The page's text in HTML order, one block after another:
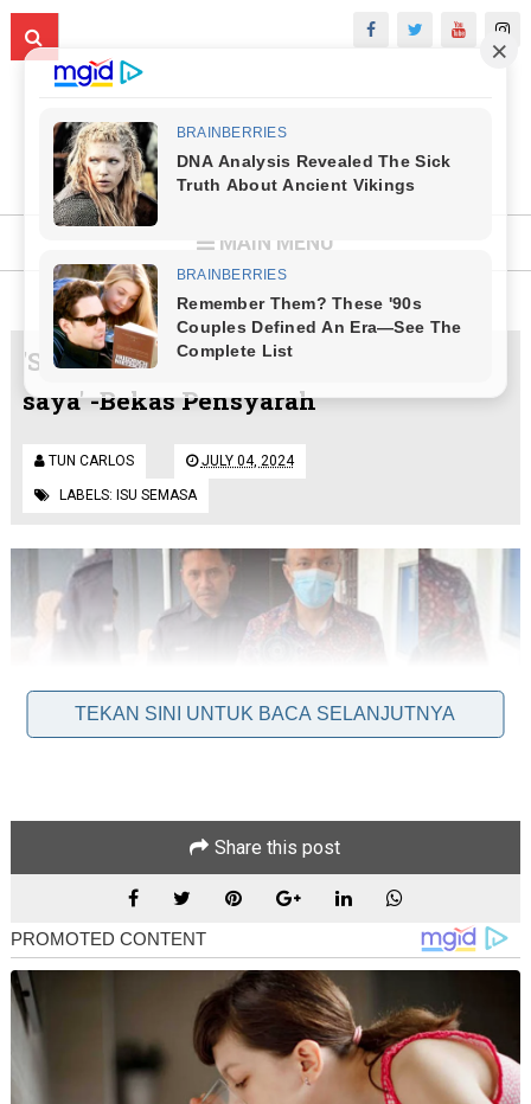
MAIN MENU
'Saya orang gila, ini pun bukan suara
saya' -Bekas Pensyarah
TUN CARLOS JULY 04, 2024
LABELS: ISU SEMASA
Batu Pahat: Bekas pensyarah sebuah universiti awam (UA)
dalam daerah ini, yang dituduh di Mahkamah Majistret di sini,
memecahkan pasu bunga dan pagar rumah ibunya, diperintah
menjalani rawatan di Hospital Permai, Johor Bahru.
Majistret Suhaila Shafi'uddin membuat keputusan itu selepas
mahkamah mendapati tertuduh, Muhammad Yusof Ismail, 44,
TEKAN SINI UNTUK BACA SELANJUTNYA
Share this post